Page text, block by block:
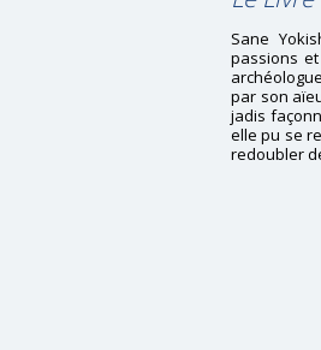
Sane
passions
par son
jadis
elle pu se
redoubler